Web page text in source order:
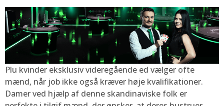
Plu kvinder eksklusiv videregående ed vælger ofte
mænd, når job ikke også kræver høje kvalifikationer.
Damer ved hjælp af denne skandinaviske folk er